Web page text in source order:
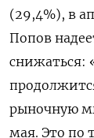
(29,4%), в
Попов
снижаться:
рыночную
мая. Это по